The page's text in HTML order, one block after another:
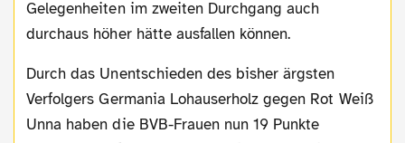
Gelegenheiten im zweiten Durchgang auch
durchaus höher hätte ausfallen können.
Durch das Unentschieden des bisher ärgsten
Verfolgers Germania Lohauserholz gegen Rot Weiß
Unna haben die BVB-Frauen nun 19 Punkte